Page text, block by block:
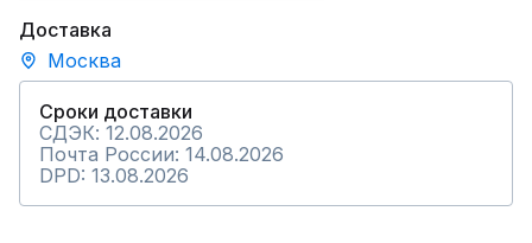
Доставка
Москва
Сроки доставки
СДЭК: 12.08.2026
Почта России: 14.08.2026
DPD: 13.08.2026